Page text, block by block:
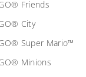
Friends
City
Super Mario™
Minions